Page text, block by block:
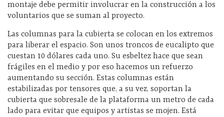
montaje debe permitir involucrar en la construcción a los
voluntarios que se suman al proyecto.
Las columnas para la cubierta se colocan en los extremos
para liberar el espacio. Son unos troncos de eucalipto que
cuestan 10 dólares cada uno. Su esbeltez hace que sean
frágiles en el medio y por eso hacemos un refuerzo
aumentando su sección. Estas columnas están
estabilizadas por tensores que, a su vez, soportan la
cubierta que sobresale de la plataforma un metro de cada
lado para evitar que equipos y artistas se mojen. Está